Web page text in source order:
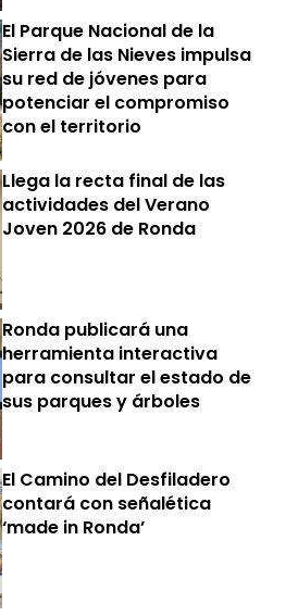
El Parque Nacional de la
Sierra de las Nieves impulsa
su red de jóvenes para
potenciar el compromiso
con el territorio
Llega la recta final de las
actividades del Verano
Joven 2026 de Ronda
Ronda publicará una
herramienta interactiva
para consultar el estado de
sus parques y árboles
El Camino del Desfiladero
contará con señalética
‘made in Ronda’